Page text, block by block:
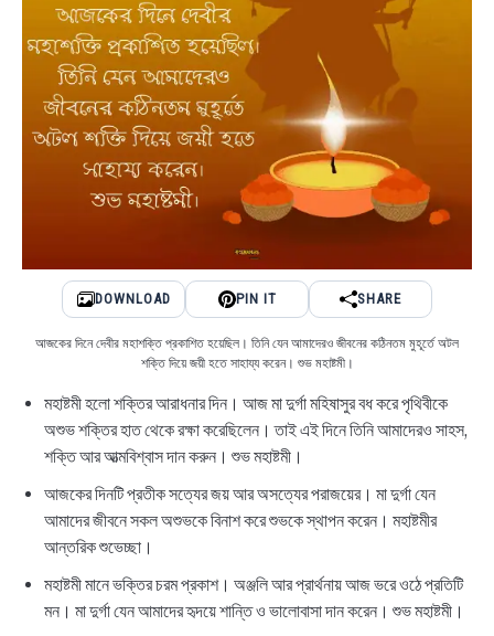
DOWNLOAD PIN IT SHARE
আজকের দিনে দেবীর মহাশক্তি প্রকাশিত হয়েছিল। তিনি যেন আমাদেরও জীবনের কঠিনতম মুহূর্তে অটল
শক্তি দিয়ে জয়ী হতে সাহায্য করেন। শুভ মহাষ্টমী।
মহাষ্টমী হলো শক্তির আরাধনার দিন। আজ মা দুর্গা মহিষাসুর বধ করে পৃথিবীকে
অশুভ শক্তির হাত থেকে রক্ষা করেছিলেন। তাই এই দিনে তিনি আমাদেরও সাহস,
শক্তি আর আত্মবিশ্বাস দান করুন। শুভ মহাষ্টমী।
আজকের দিনটি প্রতীক সত্যের জয় আর অসত্যের পরাজয়ের। মা দুর্গা যেন
আমাদের জীবনে সকল অশুভকে বিনাশ করে শুভকে স্থাপন করেন। মহাষ্টমীর
আন্তরিক শুভেচ্ছা।
মহাষ্টমী মানে ভক্তির চরম প্রকাশ। অঞ্জলি আর প্রার্থনায় আজ ভরে ওঠে প্রতিটি
মন। মা দুর্গা যেন আমাদের হৃদয়ে শান্তি ও ভালোবাসা দান করেন। শুভ মহাষ্টমী।